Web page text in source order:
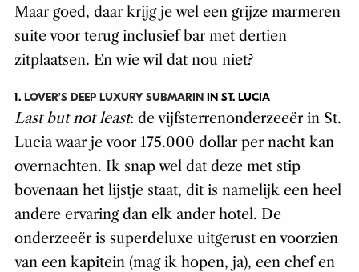
Maar goed, daar krijg je wel een grijze marmeren
suite voor terug inclusief bar met dertien
zitplaatsen. En wie wil dat nou niet?
1. LOVER’S DEEP LUXURY SUBMARININ ST. LUCIA
Last but not least: de vijfsterrenonderzeeër in St.
Lucia waar je voor 175.000 dollar per nacht kan
overnachten. Ik snap wel dat deze met stip
bovenaan het lijstje staat, dit is namelijk een heel
andere ervaring dan elk ander hotel. De
onderzeeër is superdeluxe uitgerust en voorzien
van een kapitein (mag ik hopen, ja), een chef en